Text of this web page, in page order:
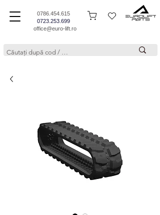
0786.454.615
0723.253.699
office@euro-lift.ro